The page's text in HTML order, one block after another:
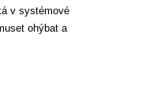
v systémové
ohýbat a